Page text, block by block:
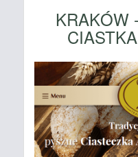
KRAKÓW